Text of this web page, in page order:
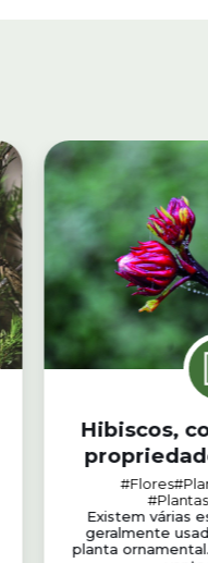
Hibiscos,
#Flores
Existem várias
geralmente
planta